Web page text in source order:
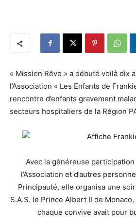
« Mission Rêve » a débuté voilà dix
l’Association « Les Enfants de
rencontre d’enfants gravement
secteurs hospitaliers de la Région
Avec la généreuse
l’Association et d’autres
Principauté, elle organisa une
S.A.S. le Prince Albert II de
chaque convive avait pour